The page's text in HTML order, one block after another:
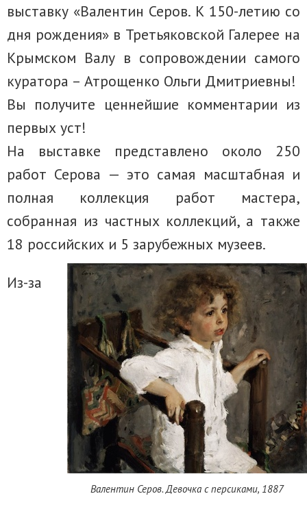
выставку «Валентин Серов. К 150-летию со
дня рождения» в Третьяковской Галерее на
Крымском Валу в сопровождении самого
куратора – Атрощенко Ольги Дмитриевны!
Вы получите ценнейшие комментарии из
первых уст!
На выставке представлено около 250
работ Серова — это самая масштабная и
полная коллекция работ мастера,
собранная из частных коллекций, а также
18 российских и 5 зарубежных музеев.
Валентин Серов. Девочка с персиками, 1887
Из-за